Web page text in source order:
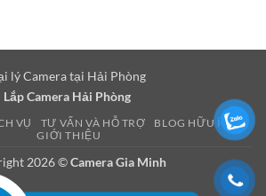
lý Camera tại Hải Phòng
Lắp Camera Hải Phòng
VỤ TƯ VẤN VÀ HỖ TRỢ
BLOG HỮU ÍCH
GIỚI THIỆU
2026 ©Camera Gia Minh